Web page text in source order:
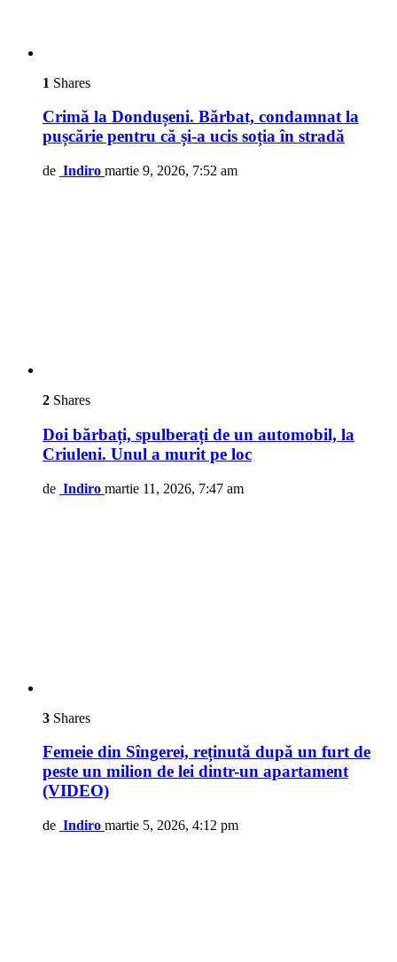
1 Shares
Crimă la Dondușeni. Bărbat, condamnat la
pușcărie pentru că și-a ucis soția în stradă
de Indiro martie 9, 2026, 7:52 am
2 Shares
Doi bărbați, spulberați de un automobil, la
Criuleni. Unul a murit pe loc
de Indiro martie 11, 2026, 7:47 am
3 Shares
Femeie din Sîngerei, reținută după un furt de
peste un milion de lei dintr-un apartament
(VIDEO)
de Indiro martie 5, 2026, 4:12 pm